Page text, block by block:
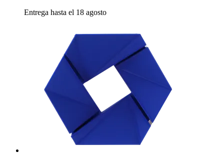
Entrega hasta el 18 agosto